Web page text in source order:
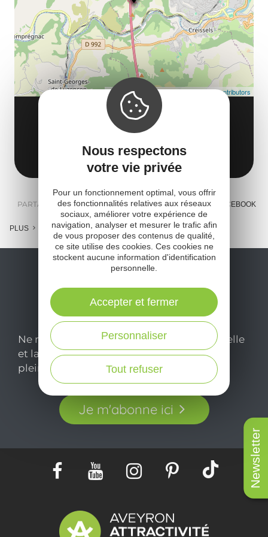
Newsletter
LE SENTIER DES EXPLORATEURS
Aire du Viaduc de Millau
12100 Millau
Obtenir l'itinéraire
Leaflet| Map data ©OpenStreetMap contributors
PARTAGER : E-MAIL MESSENGER FACEBOOK
PLUS
Ne manquez pas notre newsletter mensuelle
et laissez-vous inspirer pour profiter
pleinement de votre séjour en Aveyron.
Je m'abonne ici
Nous respectons
votre vie privée
Pour un fonctionnement optimal, vous offrir
des fonctionnalités relatives aux réseaux
sociaux, améliorer votre expérience de
navigation, analyser et mesurer le trafic afin
de vous proposer des contenus de qualité,
ce site utilise des cookies. Ces cookies ne
stockent aucune information d'identification
personnelle.
Tout refuser
Personnaliser
Accepter et fermer